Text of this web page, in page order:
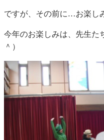
ですが、その前に…お楽し
今年のお楽しみは、先生た
＾）